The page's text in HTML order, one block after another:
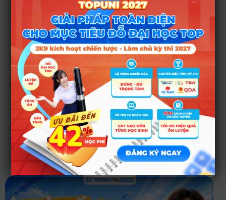
năng cảm thụ văn
học và kỹ năng viết
của học sinh.
Tin tức liên quan